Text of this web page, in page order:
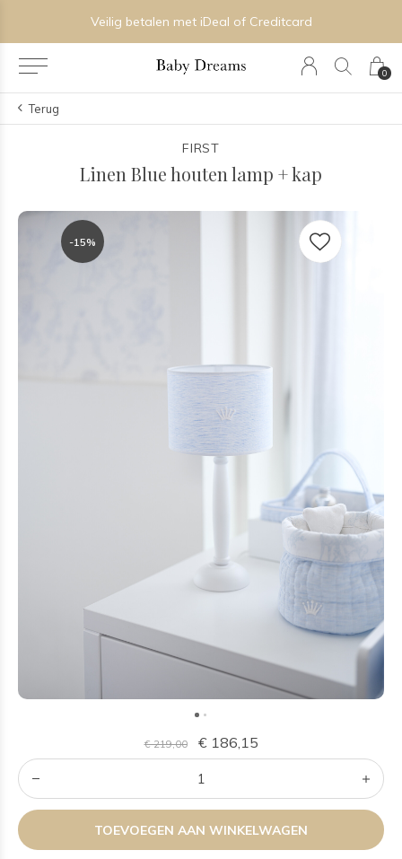
0
Veilig betalen met iDeal of Creditcard
Terug
FIRST
Linen Blue houten lamp + kap
-15%
€ 219,00 € 186,15
TOEVOEGEN AAN WINKELWAGEN